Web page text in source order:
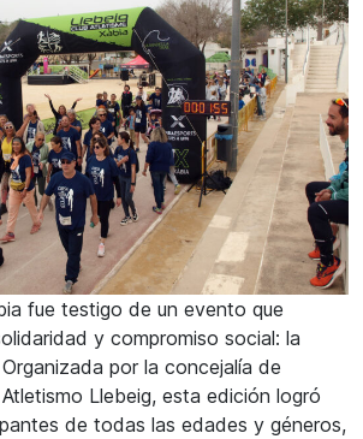
fue testigo de un evento que
y compromiso social: la
por la concejalía de
Llebeig, esta edición logró
de todas las edades y géneros,